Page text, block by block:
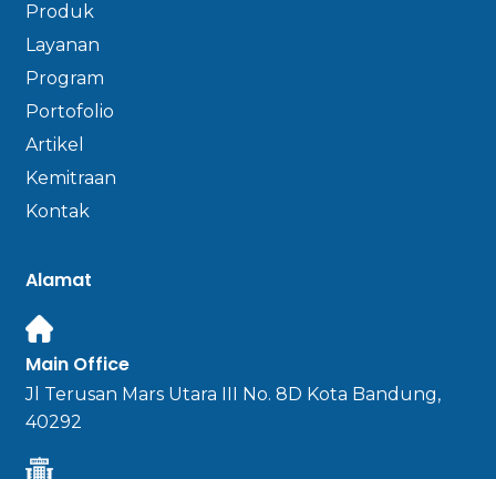
Produk
Layanan
Program
Portofolio
Artikel
Kemitraan
Kontak
Alamat
Main Office
Jl Terusan Mars Utara III No. 8D Kota Bandung,
40292